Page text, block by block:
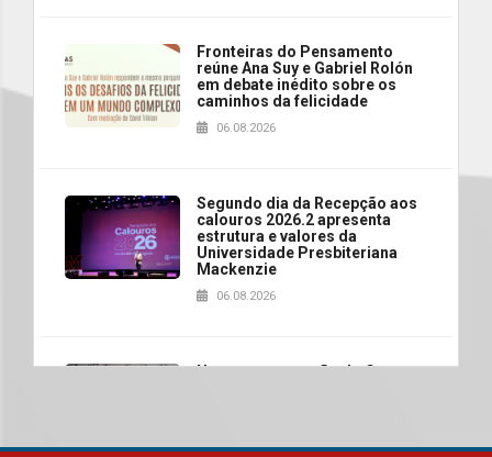
Fronteiras do Pensamento
reúne Ana Suy e Gabriel Rolón
em debate inédito sobre os
caminhos da felicidade
06.08.2026
Segundo dia da Recepção aos
calouros 2026.2 apresenta
estrutura e valores da
Universidade Presbiteriana
Mackenzie
06.08.2026
Nova apresentação do Centro